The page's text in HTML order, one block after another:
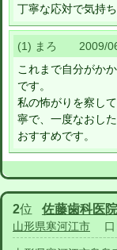
丁寧な応対で気持
(1) まろ 2009/
これまで自分がか
です。
私の怖がりを察し
寧で、一度なおし
おすすめです。
2位 佐藤歯科医院
山形県寒河江市 口